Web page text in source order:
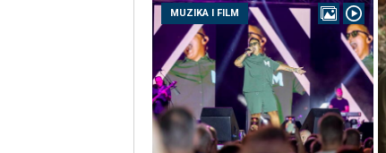
MUZIKA I FILM